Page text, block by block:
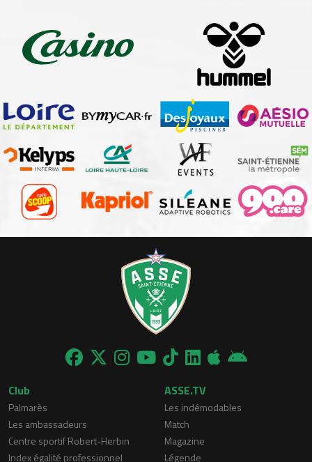
Club
Palmarès
Les ambassadeurs
Centre sportif Robert-Herbin
Index égalité professionnel
ASSE.TV
Les indémodables
Match
Magazine
Légende